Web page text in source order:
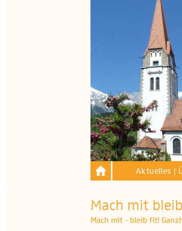
Aktuelles |
Mach mit
Mach mit - bleib fit!